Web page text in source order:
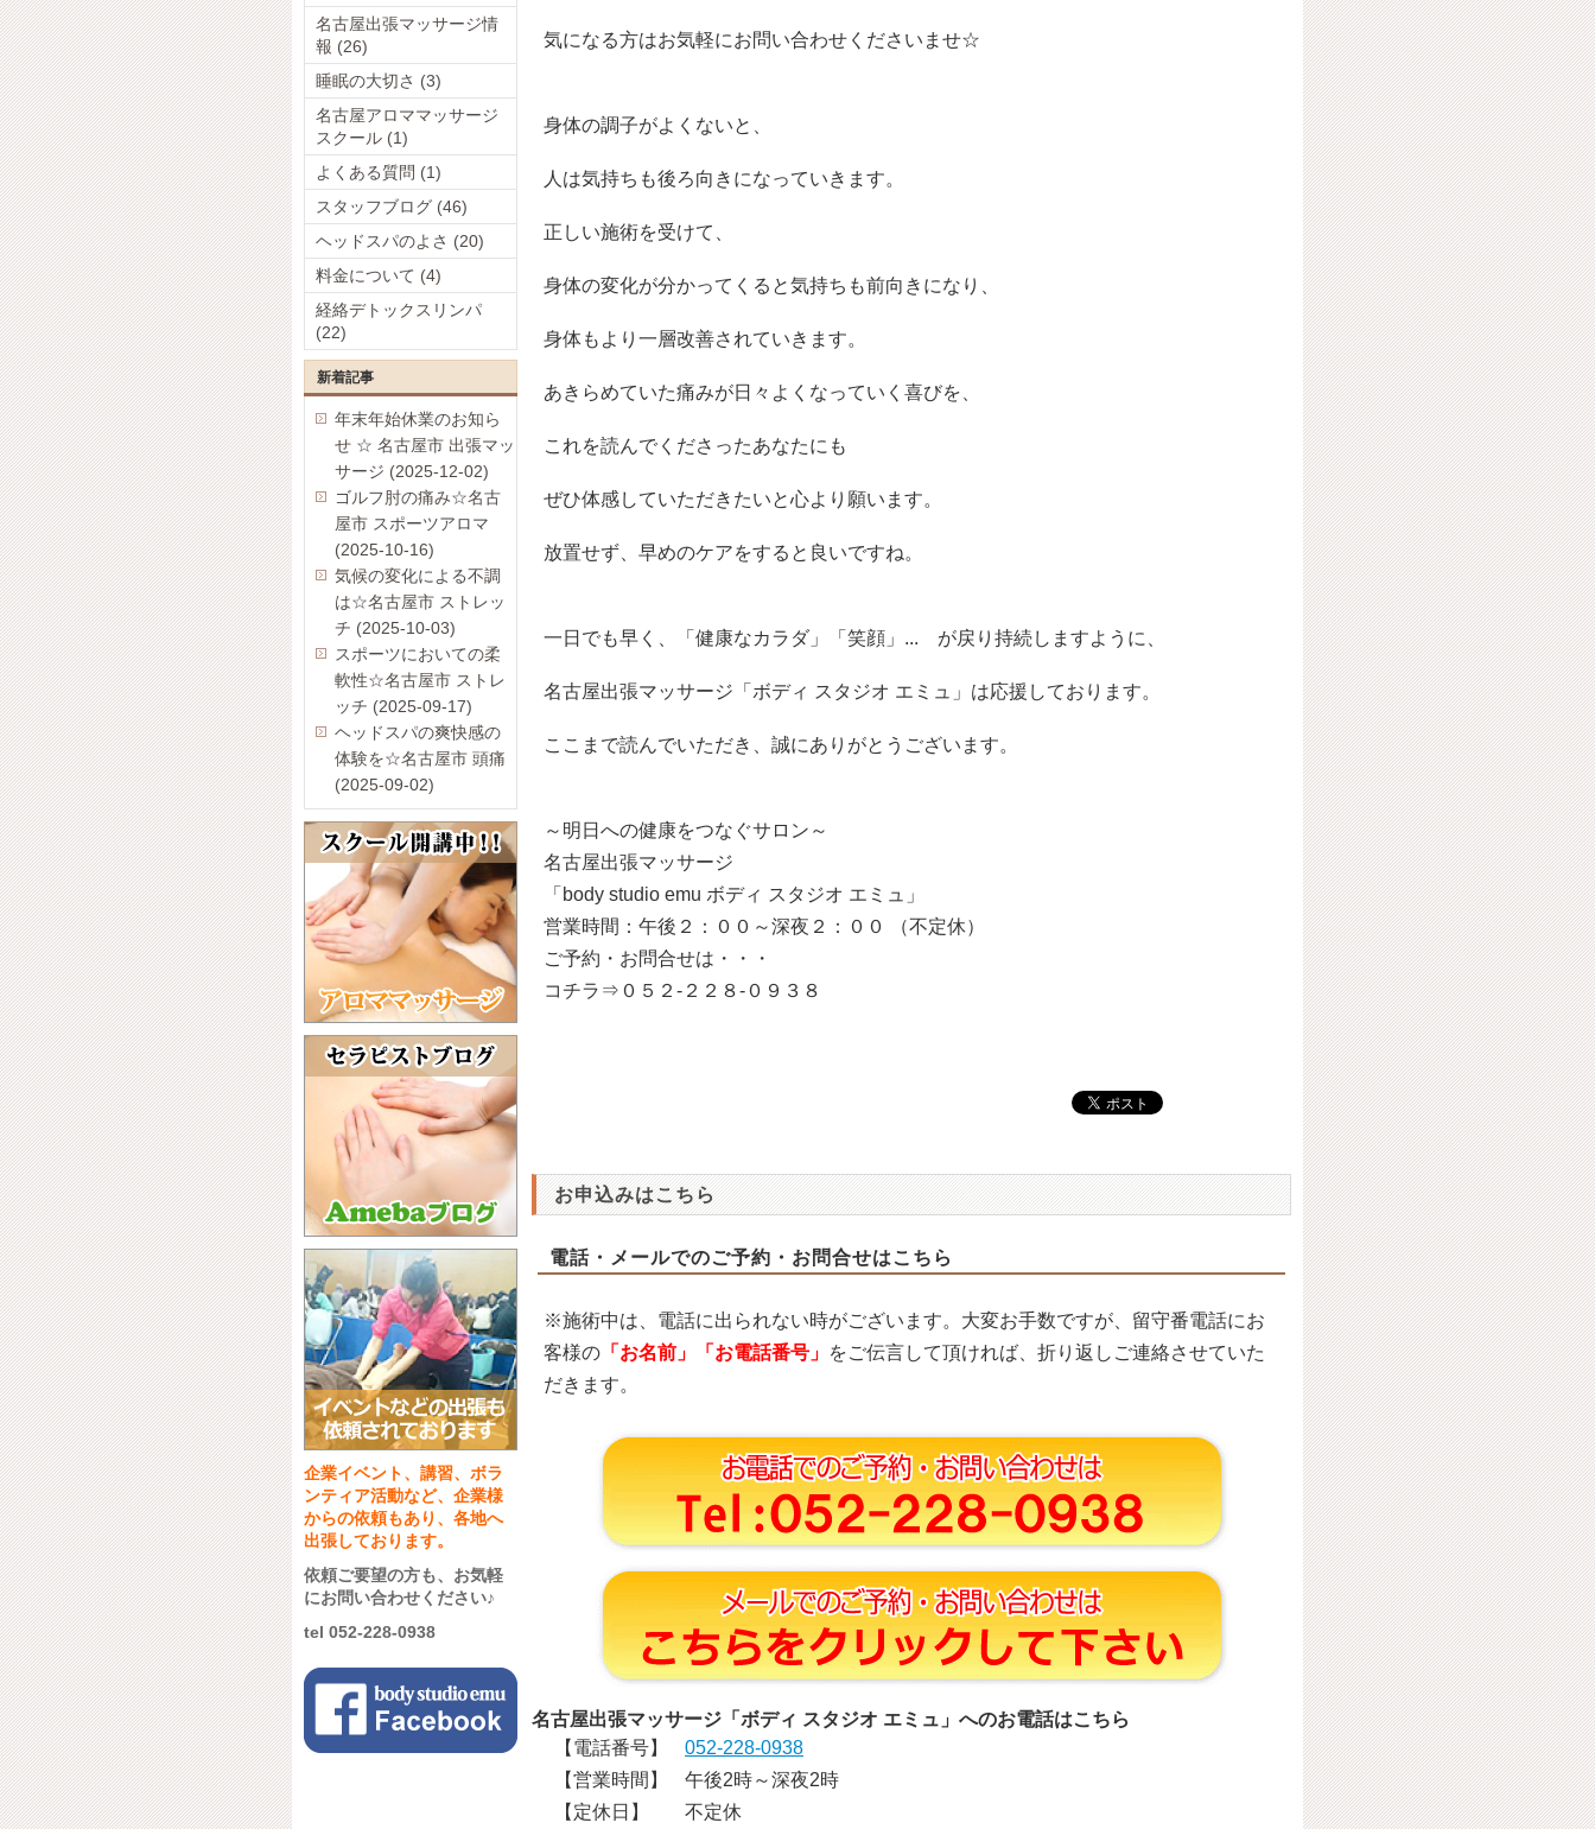
気になる方はお気軽にお問い合わせくださいませ☆
身体の調子がよくないと、
人は気持ちも後ろ向きになっていきます。
正しい施術を受けて、
身体の変化が分かってくると気持ちも前向きになり、
身体もより一層改善されていきます。
あきらめていた痛みが日々よくなっていく喜びを、
これを読んでくださったあなたにも
ぜひ体感していただきたいと心より願います。
放置せず、早めのケアをすると良いですね。
一日でも早く、「健康なカラダ」「笑顔」... が戻り持続しますように、
名古屋出張マッサージ「ボディ スタジオ エミュ」は応援しております。
ここまで読んでいただき、誠にありがとうございます。
～明日への健康をつなぐサロン～
名古屋出張マッサージ
「body studio emu ボディ スタジオ エミュ」
営業時間：午後２：００～深夜２：００ （不定休）
ご予約・お問合せは・・・
コチラ⇒０５２-２２８-０９３８
お申込みはこちら
電話・メールでのご予約・お問合せはこちら
※施術中は、電話に出られない時がございます。大変お手数ですが、留守番電話にお
客様の 「お名前」「お電話番号」 をご伝言して頂ければ、折り返しご連絡させていた
だきます。
名古屋出張マッサージ「ボディ スタジオ エミュ」へのお電話はこちら
【電話番号】
052-228-0938
【営業時間】
午後2時～深夜2時
【定休日】
不定休
名古屋出張マッサージ情
報 (26)
睡眠の大切さ (3)
名古屋アロママッサージ
スクール (1)
よくある質問 (1)
スタッフブログ (46)
ヘッドスパのよさ (20)
料金について (4)
経絡デトックスリンパ
(22)
新着記事
年末年始休業のお知ら
せ ☆ 名古屋市 出張マッ
サージ (2025-12-02)
ゴルフ肘の痛み☆名古
屋市 スポーツアロマ
(2025-10-16)
気候の変化による不調
は☆名古屋市 ストレッ
チ (2025-10-03)
スポーツにおいての柔
軟性☆名古屋市 ストレ
ッチ (2025-09-17)
ヘッドスパの爽快感の
体験を☆名古屋市 頭痛
(2025-09-02)
企業イベント、講習、ボラ
ンティア活動など、企業様
からの依頼もあり、各地へ
出張しております。
依頼ご要望の方も、お気軽
にお問い合わせください♪
tel 052-228-0938